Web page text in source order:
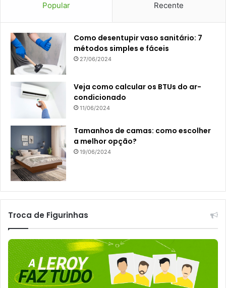
Popular Recente
Como desentupir vaso sanitário: 7
métodos simples e fáceis
27/06/2024
Veja como calcular os BTUs do ar-
condicionado
11/06/2024
Tamanhos de camas: como escolher
a melhor opção?
19/06/2024
Troca de Figurinhas